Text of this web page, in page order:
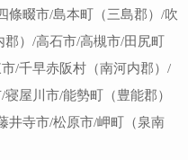
條畷市/島本町（三島郡）/吹
）/高石市/高槻市/田尻町
/千早赤阪村（南河内郡）/
屋川市/能勢町（豊能郡）
井寺市/松原市/岬町（泉南